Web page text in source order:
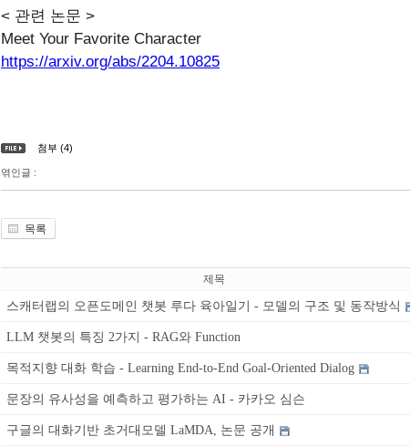
< 관련 논문 >
Meet Your Favorite Character
https://arxiv.org/abs/2204.10825
첨부 (4)
엮인글 :
목록
제목
스캐터랩의 오픈도메인 챗봇 루다 육아일기 - 모델의 구조 및 동작방식
LLM 챗봇의 특징 2가지 - RAG와 Function
목적지향 대화 학습 - Learning End-to-End Goal-Oriented Dialog
문장의 유사성을 예측하고 평가하는 AI - 카카오 심슨
구글의 대화기반 초거대모델 LaMDA, 논문 공개